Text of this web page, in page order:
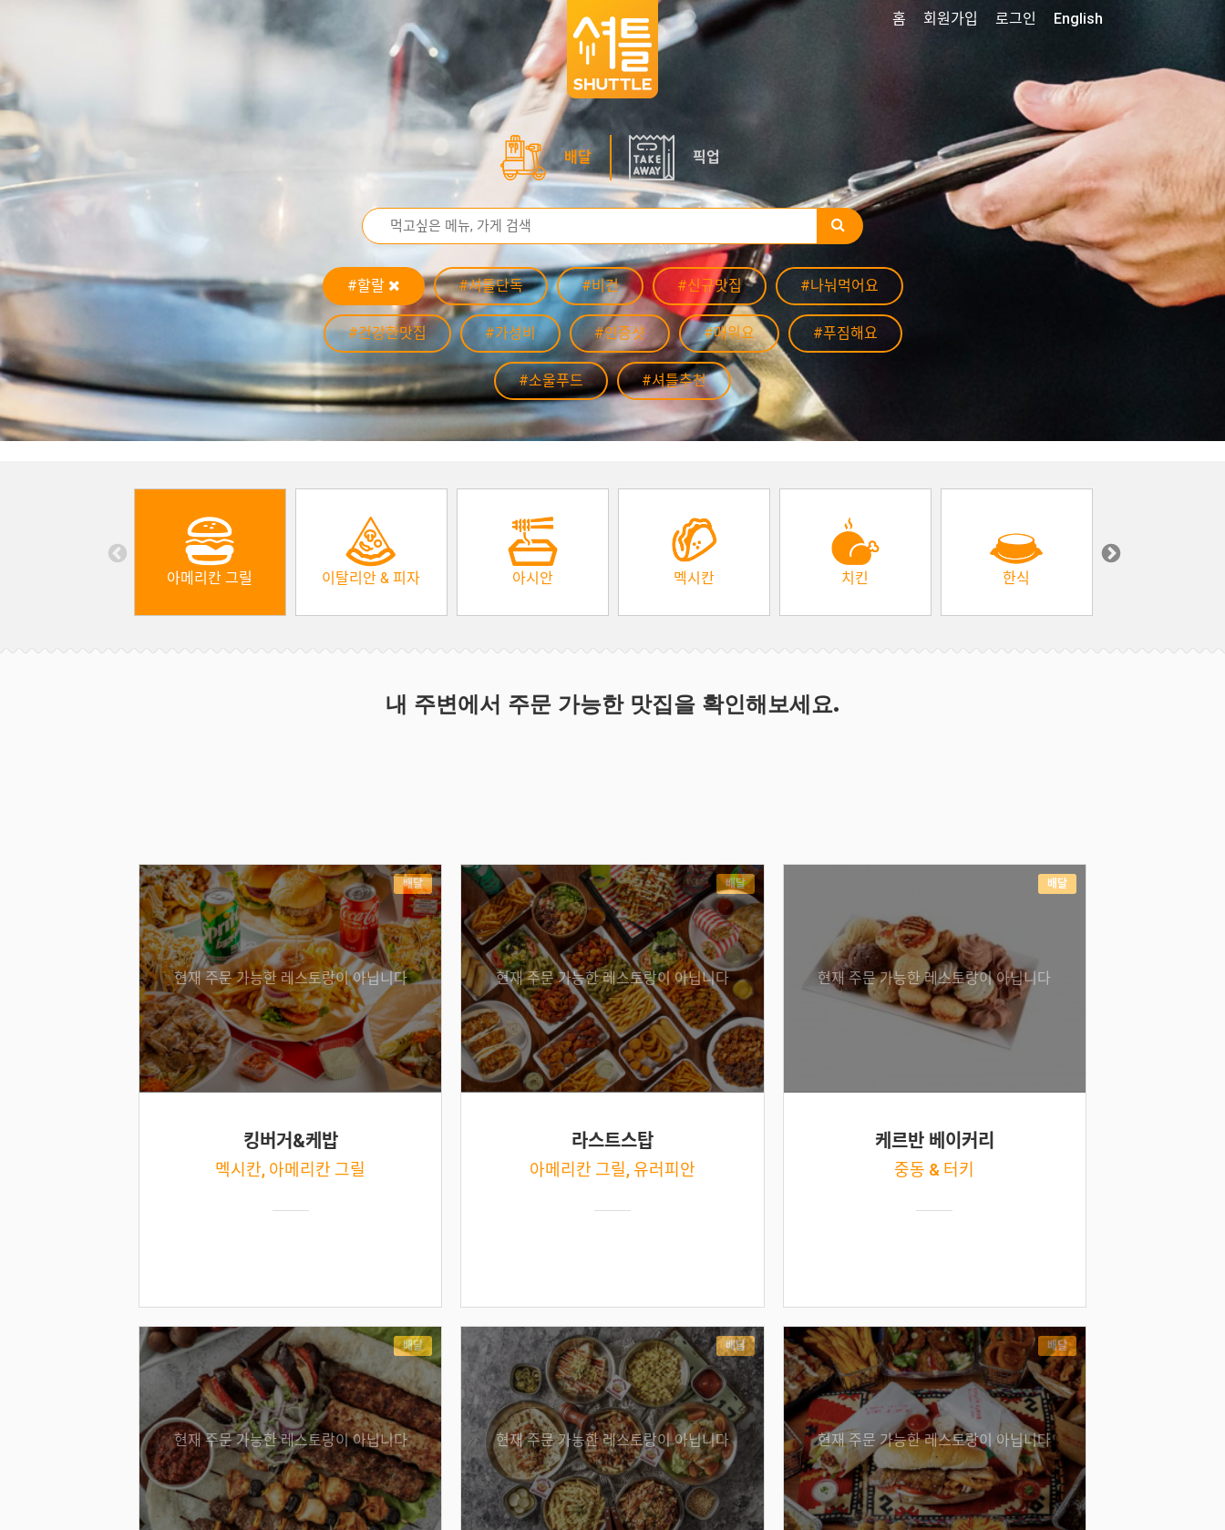
배달 픽업
#할랄 #셔틀단독 #비건 #신규맛집 #나눠먹어요
#건강한맛집 #가성비 #인증샷 #매워요 #푸짐해요
#소울푸드 #셔틀추천
홈 회원가입 로그인 English
아메리칸 그릴 이탈리안 & 피자 아시안 멕시칸 치킨 한식
내 주변에서 주문 가능한 맛집을 확인해보세요.
배달
현재 주문 가능한 레스토랑이 아닙니다
킹버거&케밥
멕시칸, 아메리칸 그릴
배달
현재 주문 가능한 레스토랑이 아닙니다
라스트스탑
아메리칸 그릴, 유러피안
배달
현재 주문 가능한 레스토랑이 아닙니다
케르반 베이커리
중동 & 터키
배달
현재 주문 가능한 레스토랑이 아닙니다
배달
현재 주문 가능한 레스토랑이 아닙니다
배달
현재 주문 가능한 레스토랑이 아닙니다